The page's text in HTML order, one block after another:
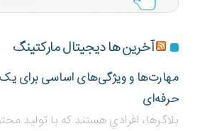
آخرین ها دیجیتال مارکتینگ
مهارت‌ها و ویژگی‌های اساسی برای یک
حرفه‌ای
بلاگر‌ها، افرادی هستند که با تولید